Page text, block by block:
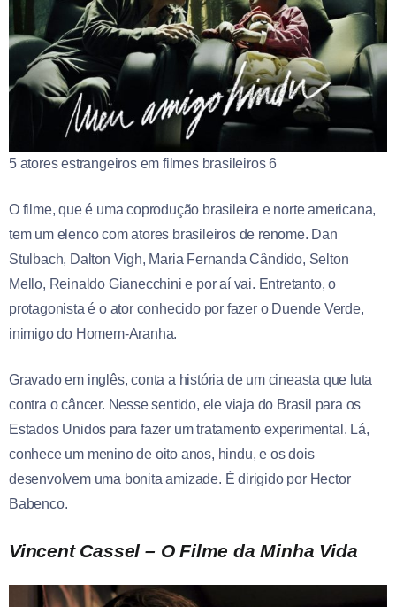
5 atores estrangeiros em filmes brasileiros 6
O filme, que é uma coprodução brasileira e norte americana,
tem um elenco com atores brasileiros de renome. Dan
Stulbach, Dalton Vigh, Maria Fernanda Cândido, Selton
Mello, Reinaldo Gianecchini e por aí vai. Entretanto, o
protagonista é o ator conhecido por fazer o Duende Verde,
inimigo do Homem-Aranha.
Gravado em inglês, conta a história de um cineasta que luta
contra o câncer. Nesse sentido, ele viaja do Brasil para os
Estados Unidos para fazer um tratamento experimental. Lá,
conhece um menino de oito anos, hindu, e os dois
desenvolvem uma bonita amizade. É dirigido por Hector
Babenco.
Vincent Cassel – O Filme da Minha Vida